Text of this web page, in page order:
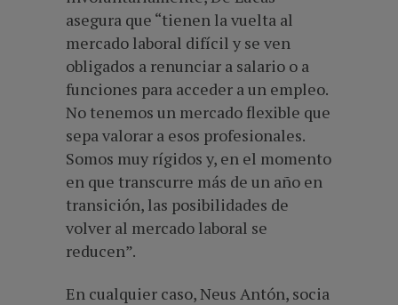
asegura que “tienen la vuelta al
mercado laboral difícil y se ven
obligados a renunciar a salario o a
funciones para acceder a un empleo.
No tenemos un mercado flexible que
sepa valorar a esos profesionales.
Somos muy rígidos y, en el momento
en que transcurre más de un año en
transición, las posibilidades de
volver al mercado laboral se
reducen”.
En cualquier caso, Neus Antón, socia